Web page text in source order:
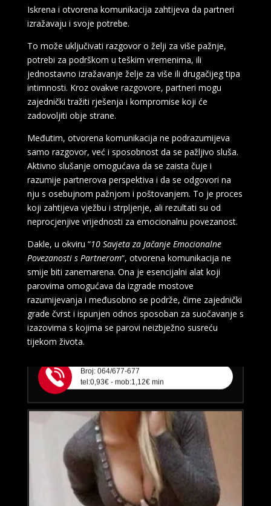
Iskrena i otvorena komunikacija zahtijeva da partneri
izražavaju i svoje potrebe.
To može uključivati razgovor o želji za više pažnje,
potrebi za podrškom u teškim vremenima, ili
jednostavno izražavanje želje za više ili drugačijeg tipa
intimnosti. Kroz ovakve razgovore, partneri mogu
zajednički tražiti rješenja i kompromise koji će
zadovoljiti obje strane.
Međutim, otvorena komunikacija ne podrazumijeva
samo razgovor, već i sposobnost da se pažljivo sluša.
Aktivno slušanje omogućava da se zaista čuje i
razumije partnerova perspektiva i da se odgovori na
nju s osebujnom pažnjom i poštovanjem. To je proces
koji zahtijeva vježbu i strpljenje, ali rezultati su od
neprocjenjive vrijednosti za emocionalnu povezanost.
Dakle, u okviru “10 Savjeta za Jačanje Emocionalne
Povezanosti s Partnerom“, otvorena komunikacija ne
smije biti zanemarena. Ona je esencijalni alat koji
parovima omogućava da izgrade mostove
razumijevanja i međusobno se podrže, čime zajednički
grade čvrst i ispunjen odnos sposoban za suočavanje s
izazovima s kojima se parovi neizbježno susreću
tijekom života.
LUCIJA /Kod #136
TRAŽIM:brak, veza, ljubav, avantura, seks
Razgovaram, nazovi čim završim!
Klikni ovdje za obavijest kada budem slobodna
Broj: 064/677-677
tel:0,93€ - mob:1,12€ min